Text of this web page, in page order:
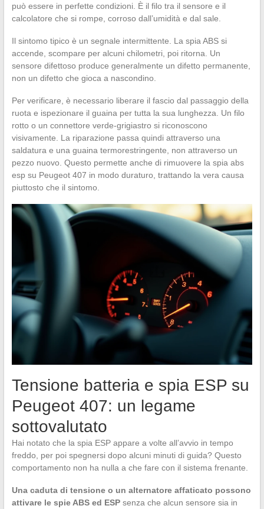
può essere in perfette condizioni. È il filo tra il sensore e il
calcolatore che si rompe, corroso dall’umidità e dal sale.
Il sintomo tipico è un segnale intermittente. La spia ABS si
accende, scompare per alcuni chilometri, poi ritorna. Un
sensore difettoso produce generalmente un difetto permanente,
non un difetto che gioca a nascondino.
Per verificare, è necessario liberare il fascio dal passaggio della
ruota e ispezionare il guaina per tutta la sua lunghezza. Un filo
rotto o un connettore verde-grigiastro si riconoscono
visivamente. La riparazione passa quindi attraverso una
saldatura e una guaina termorestringente, non attraverso un
pezzo nuovo. Questo permette anche di rimuovere la spia abs
esp su Peugeot 407 in modo duraturo, trattando la vera causa
piuttosto che il sintomo.
Tensione batteria e spia ESP su
Peugeot 407: un legame
sottovalutato
Hai notato che la spia ESP appare a volte all’avvio in tempo
freddo, per poi spegnersi dopo alcuni minuti di guida? Questo
comportamento non ha nulla a che fare con il sistema frenante.
Una caduta di tensione o un alternatore affaticato possono
attivare le spie ABS ed ESPsenza che alcun sensore sia in